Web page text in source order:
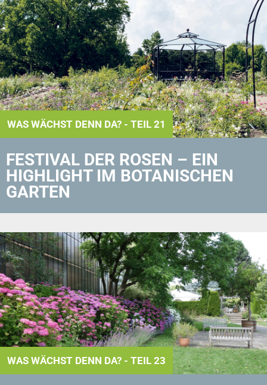
WAS WÄCHST DENN DA? - TEIL 21
FESTIVAL DER ROSEN – EIN
HIGHLIGHT IM BOTANISCHEN
GARTEN
WAS WÄCHST DENN DA? - TEIL 23